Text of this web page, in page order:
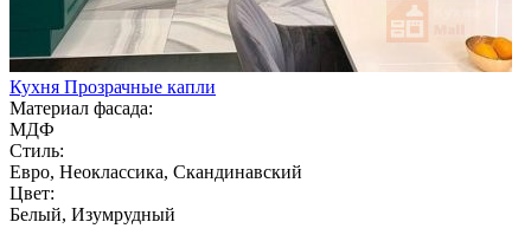
Кухня Прозрачные капли
Материал фасада:
МДФ
Стиль:
Евро, Неоклассика, Скандинавский
Цвет:
Белый, Изумрудный